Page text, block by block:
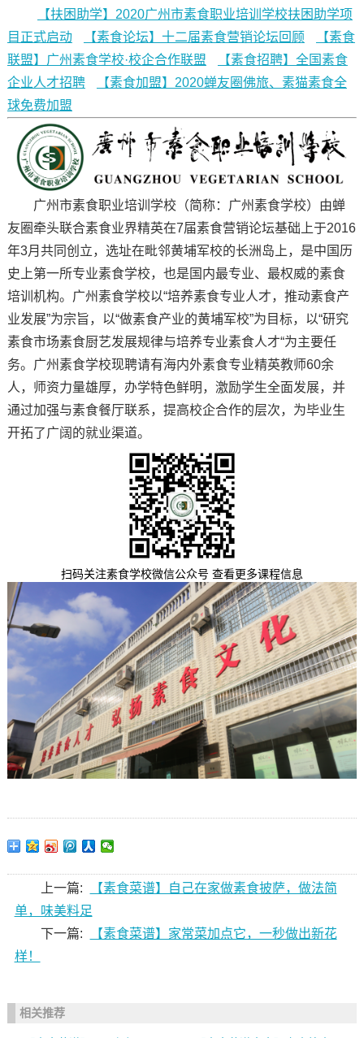
【扶困助学】2020广州市素食职业培训学校扶困助学项
目正式启动
【素食论坛】十二届素食营销论坛回顾
【素食
联盟】广州素食学校·校企合作联盟
【素食招聘】全国素食
企业人才招聘
【素食加盟】2020蝉友圈佛旅、素猫素食全
球免费加盟
广州市素食职业培训学校（简称：广州素食学校）由蝉
友圈牵头联合素食业界精英在7届素食营销论坛基础上于2016
年3月共同创立，选址在毗邻黄埔军校的长洲岛上，是中国历
史上第一所专业素食学校，也是国内最专业、最权威的素食
培训机构。广州素食学校以“培养素食专业人才，推动素食产
业发展”为宗旨，以“做素食产业的黄埔军校”为目标，以“研究
素食市场素食厨艺发展规律与培养专业素食人才“为主要任
务。广州素食学校现聘请有海内外素食专业精英教师60余
人，师资力量雄厚，办学特色鲜明，激励学生全面发展，并
通过加强与素食餐厅联系，提高校企合作的层次，为毕业生
开拓了广阔的就业渠道。
扫码关注素食学校微信公众号 查看更多课程信息
上一篇:
【素食菜谱】自己在家做素食披萨，做法简
单，味美料足
下一篇:
【素食菜谱】家常菜加点它，一秒做出新花
样！
相关推荐